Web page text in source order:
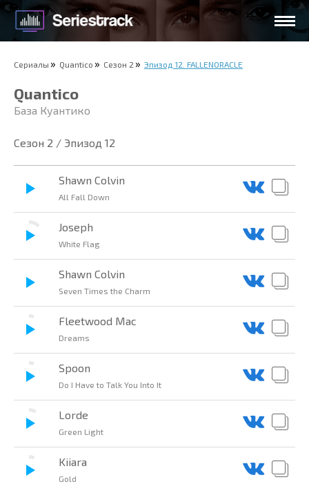
Сериалы Quantico Сезон 2 Эпизод 12. FALLENORACLE
Quantico
База Куантико
Сезон 2 / Эпизод 12
Shawn Colvin
All Fall Down
Joseph
White Flag
Shawn Colvin
Seven Times the Charm
Fleetwood Mac
Dreams
Spoon
Do I Have to Talk You Into It
Lorde
Green Light
Kiiara
Gold